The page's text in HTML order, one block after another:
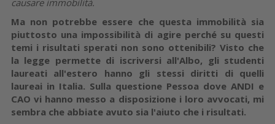
causare immobilità.
Ma non potrebbe essere che questa immobilità sia
piuttosto una impossibilità di agire perché su questi
temi i risultati sperati non sono ottenibili? Visto che
la legge permette di iscriversi all'Albo, gli studenti
laureati all'estero hanno gli stessi diritti di quelli
laureai in Italia. Sulla questione Pessoa dove ANDI e
CAO vi hanno messo a disposizione i loro avvocati, mi
sembra che abbiate avuto sia l'aiuto che i risultati.